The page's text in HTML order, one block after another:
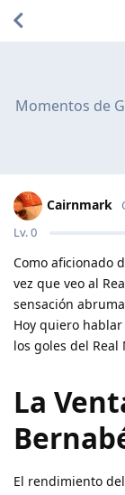
Momentos de
Cairnmark
Lv.0
Como aficionado
vez que veo al
sensación
Hoy quiero
los goles del Real
La
El rendimiento